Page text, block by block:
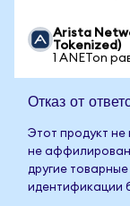
Arista
Tokenized)
1 ANETon
Отказ от
Этот продукт
не
другие
идентификации